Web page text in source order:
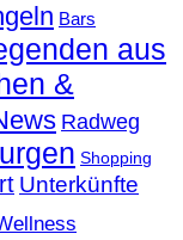
Bars
aus
&
Radweg
Shopping
Unterkünfte